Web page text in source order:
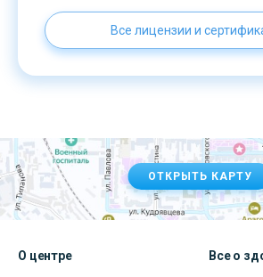
Все лицензии и
ОТКРЫТЬ КАРТУ
О центре Все о